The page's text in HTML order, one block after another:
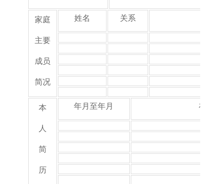
家庭
主要
成员
简况
姓名 关系
本
人
简
历
年月至年月 在何